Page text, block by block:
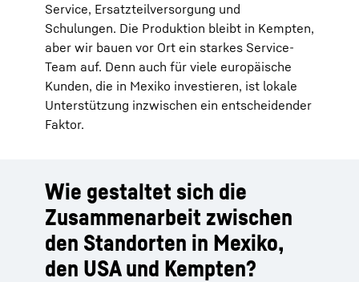
Service, Ersatzteilversorgung und
Schulungen. Die Produktion bleibt in Kempten,
aber wir bauen vor Ort ein starkes Service-
Team auf. Denn auch für viele europäische
Kunden, die in Mexiko investieren, ist lokale
Unterstützung inzwischen ein entscheidender
Faktor.
Wie gestaltet sich die
Zusammenarbeit zwischen
den Standorten in Mexiko,
den USA und Kempten?